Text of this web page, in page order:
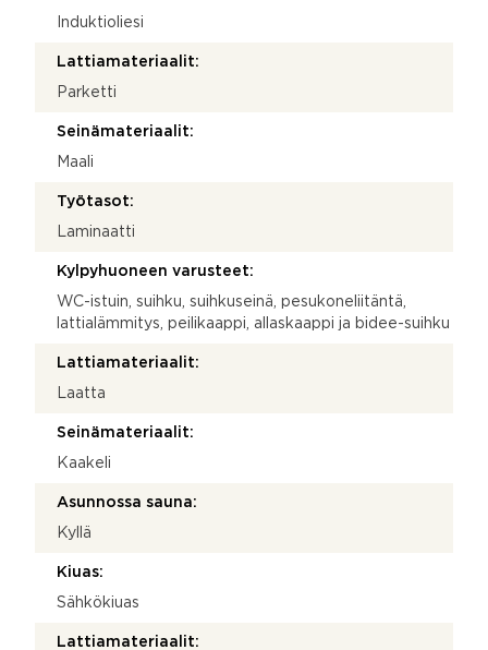
Induktioliesi
Lattiamateriaalit:
Parketti
Seinämateriaalit:
Maali
Työtasot:
Laminaatti
Kylpyhuoneen varusteet:
WC-istuin, suihku, suihkuseinä, pesukoneliitäntä,
lattialämmitys, peilikaappi, allaskaappi ja bidee-suihku
Lattiamateriaalit:
Laatta
Seinämateriaalit:
Kaakeli
Asunnossa sauna:
Kyllä
Kiuas:
Sähkökiuas
Lattiamateriaalit: